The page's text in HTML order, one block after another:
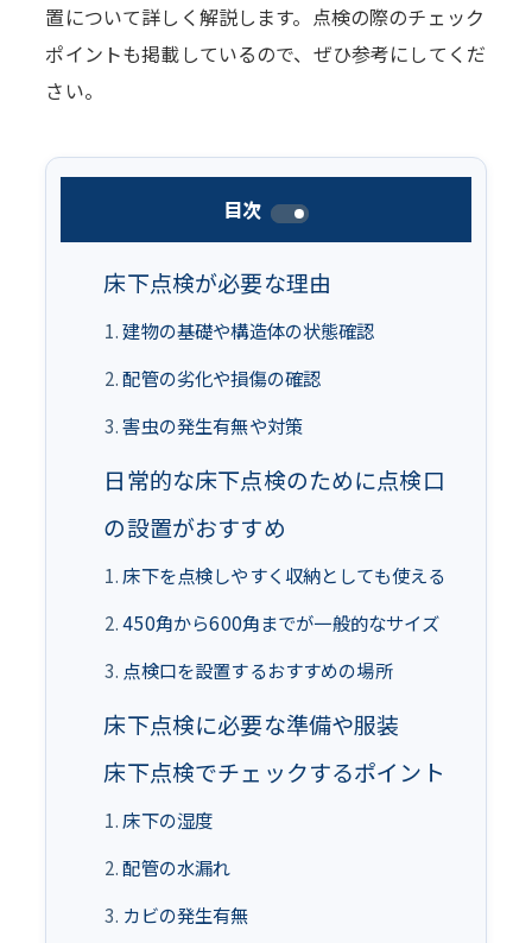
置について詳しく解説します。点検の際のチェック
ポイントも掲載しているので、ぜひ参考にしてくだ
さい。
目次
床下点検が必要な理由
建物の基礎や構造体の状態確認
配管の劣化や損傷の確認
害虫の発生有無や対策
日常的な床下点検のために点検口
の設置がおすすめ
床下を点検しやすく収納としても使える
450角から600角までが一般的なサイズ
点検口を設置するおすすめの場所
床下点検に必要な準備や服装
床下点検でチェックするポイント
床下の湿度
配管の水漏れ
カビの発生有無